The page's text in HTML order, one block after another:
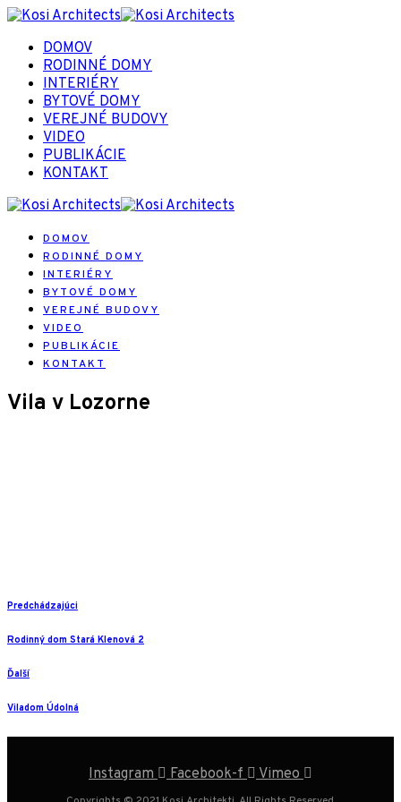
DOMOV
RODINNÉ DOMY
INTERIÉRY
BYTOVÉ DOMY
VEREJNÉ BUDOVY
VIDEO
PUBLIKÁCIE
KONTAKT
DOMOV
RODINNÉ DOMY
INTERIÉRY
BYTOVÉ DOMY
VEREJNÉ BUDOVY
VIDEO
PUBLIKÁCIE
KONTAKT
Vila v Lozorne
Predchádzajúci
Rodinný dom Stará Klenová 2
Ďalší
Viladom Údolná
Instagram Facebook-f Vimeo